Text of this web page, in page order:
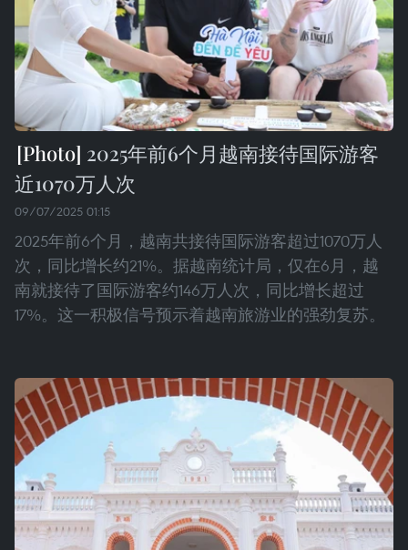
2025年前6个月越南接待国际游客
近1070万人次
09/07/2025 01:15
2025年前6个月，越南共接待国际游客超过1070万人
次，同比增长约21%。据越南统计局，仅在6月，越
南就接待了国际游客约146万人次，同比增长超过
17%。这一积极信号预示着越南旅游业的强劲复苏。